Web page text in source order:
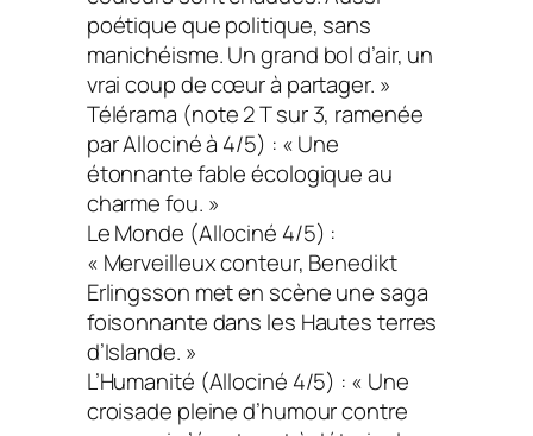
poétique que politique, sans
manichéisme. Un grand bol d’air, un
vrai coup de cœur à partager. »
Télérama (note 2 T sur 3, ramenée
par Allociné à 4/5) : « Une
étonnante fable écologique au
charme fou. »
Le Monde (Allociné 4/5) :
« Merveilleux conteur, Benedikt
Erlingsson met en scène une saga
foisonnante dans les Hautes terres
d’Islande. »
L’Humanité (Allociné 4/5) : « Une
croisade pleine d’humour contre